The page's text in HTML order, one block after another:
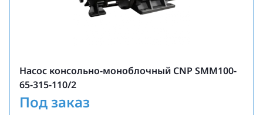
Максимальное давление на входе: 10 бар
(выше по запросу).
Насос консольно-моноблочный CNP SMM100-
65-315-110/2
Под заказ